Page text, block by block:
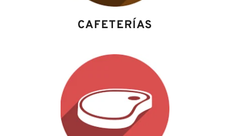
CAFETERÍAS